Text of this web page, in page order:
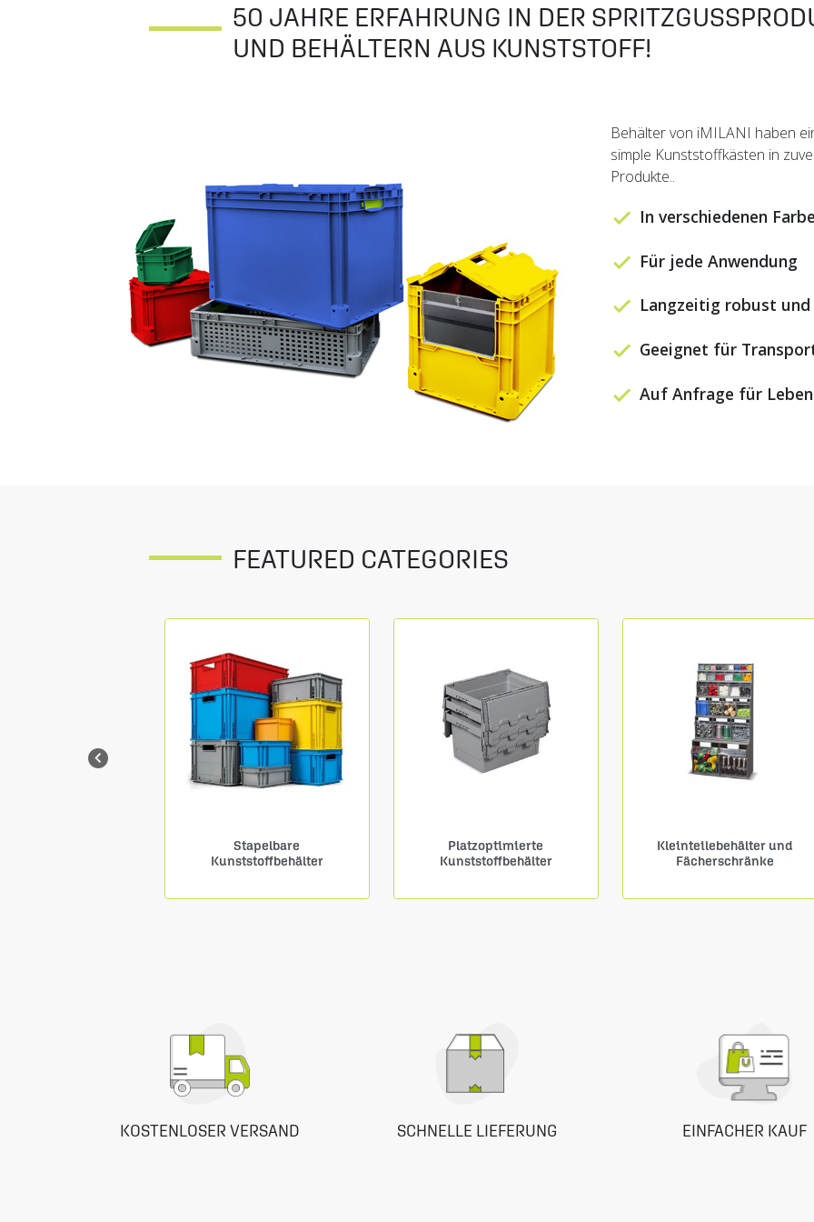
50 JAHRE ERFAHRUNG IN DER
UND BEHÄLTERN AUS KUNSTSTOFF!
Behälter von iMILANI haben
simple Kunststoffkästen in
Produkte..
In verschiedenen
Für jede Anwendung
Langzeitig robust
Geeignet für
Auf Anfrage für
FEATURED CATEGORIES

Stapelbare
Kunststoffbehälter
Platzoptimierte
Kunststoffbehälter
Kleinteilebehälter und
Fächerschränke
KOSTENLOSER VERSAND SCHNELLE LIEFERUNG EINFACHER KAUF